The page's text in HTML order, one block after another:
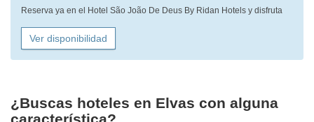
Reserva ya en el Hotel São João De Deus By Ridan Hotels y disfruta
Ver disponibilidad
¿Buscas hoteles en Elvas con alguna